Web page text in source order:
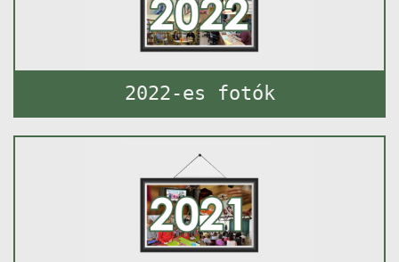
2022-es fotók